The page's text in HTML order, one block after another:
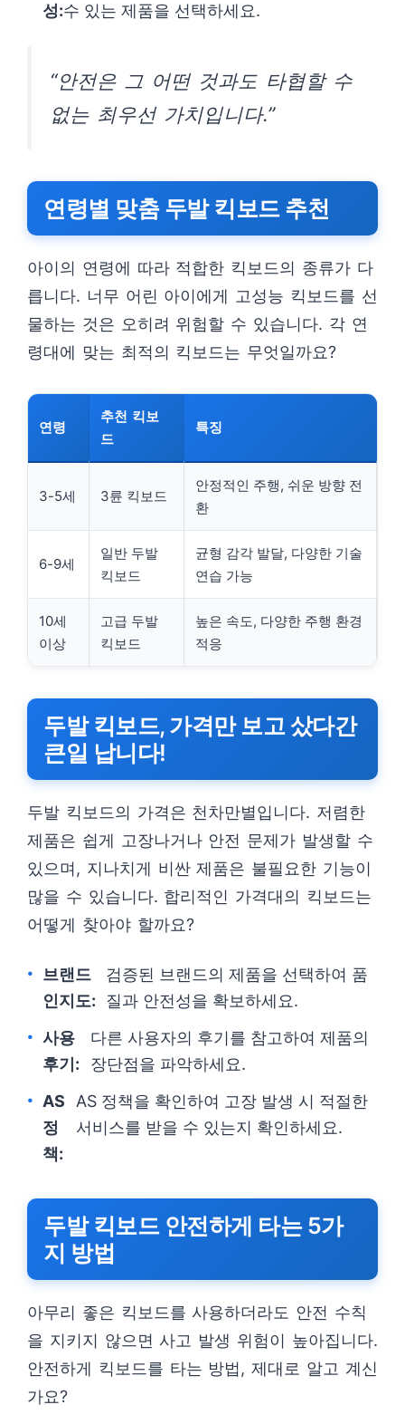
성:수 있는 제품을 선택하세요.
“안전은 그 어떤 것과도 타협할 수
없는 최우선 가치입니다.”
연령별 맞춤 두발 킥보드 추천
아이의 연령에 따라 적합한 킥보드의 종류가 다
릅니다. 너무 어린 아이에게 고성능 킥보드를 선
물하는 것은 오히려 위험할 수 있습니다. 각 연
령대에 맞는 최적의 킥보드는 무엇일까요?
연령
추천 킥보
드
특징
3-5세 3륜 킥보드
안정적인 주행, 쉬운 방향 전
환
6-9세
일반 두발
킥보드
균형 감각 발달, 다양한 기술
연습 가능
10세
이상
고급 두발
킥보드
높은 속도, 다양한 주행 환경
적응
두발 킥보드, 가격만 보고 샀다간
큰일 납니다!
두발 킥보드의 가격은 천차만별입니다. 저렴한
제품은 쉽게 고장나거나 안전 문제가 발생할 수
있으며, 지나치게 비싼 제품은 불필요한 기능이
많을 수 있습니다. 합리적인 가격대의 킥보드는
어떻게 찾아야 할까요?
브랜드
인지도:
검증된 브랜드의 제품을 선택하여 품
질과 안전성을 확보하세요.
사용
후기:
다른 사용자의 후기를 참고하여 제품의
장단점을 파악하세요.
AS
정
책:
AS 정책을 확인하여 고장 발생 시 적절한
서비스를 받을 수 있는지 확인하세요.
두발 킥보드 안전하게 타는 5가
지 방법
아무리 좋은 킥보드를 사용하더라도 안전 수칙
을 지키지 않으면 사고 발생 위험이 높아집니다.
안전하게 킥보드를 타는 방법, 제대로 알고 계신
가요?